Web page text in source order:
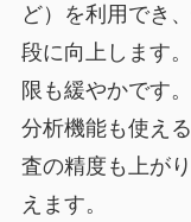
ど）を利用でき
段に向上します
限も緩やかです
分析機能も使え
査の精度も上が
えます。